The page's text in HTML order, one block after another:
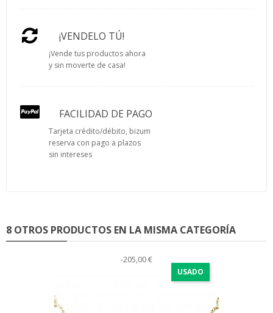
¡VENDELO TÚ!
¡Vende tus productos ahora
y sin moverte de casa!
FACILIDAD DE PAGO
Tarjeta crédito/débito, bizum
reserva con pago a plazos
sin intereses
8 OTROS PRODUCTOS EN LA MISMA CATEGORÍA
USADO
-205,00 €